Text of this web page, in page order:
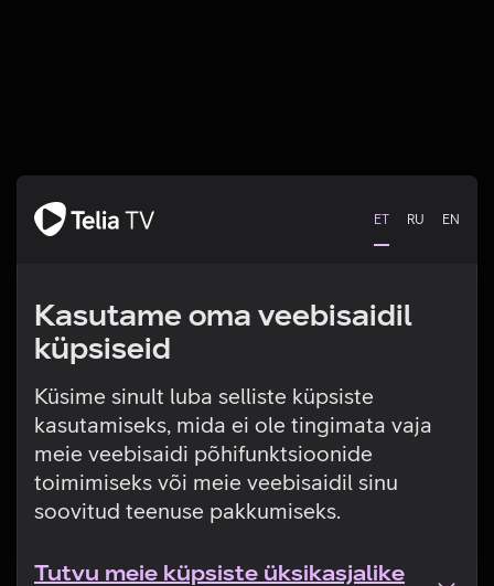
ET RU EN
Kasutame oma veebisaidil
küpsiseid
Küsime sinult luba selliste küpsiste
kasutamiseks, mida ei ole tingimata vaja
meie veebisaidi põhifunktsioonide
toimimiseks või meie veebisaidil sinu
soovitud teenuse pakkumiseks.
Tutvu meie küpsiste üksikasjalike
Tehniline viga